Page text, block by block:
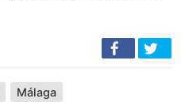
Málaga